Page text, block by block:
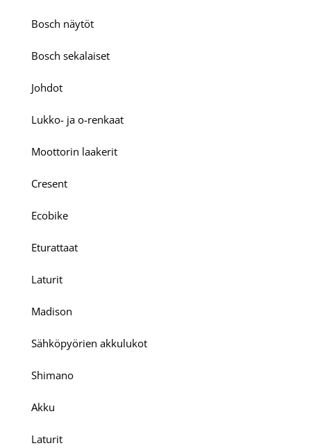
Bosch näytöt
Bosch sekalaiset
Johdot
Lukko- ja o-renkaat
Moottorin laakerit
Cresent
Ecobike
Eturattaat
Laturit
Madison
Sähköpyörien akkulukot
Shimano
Akku
Laturit